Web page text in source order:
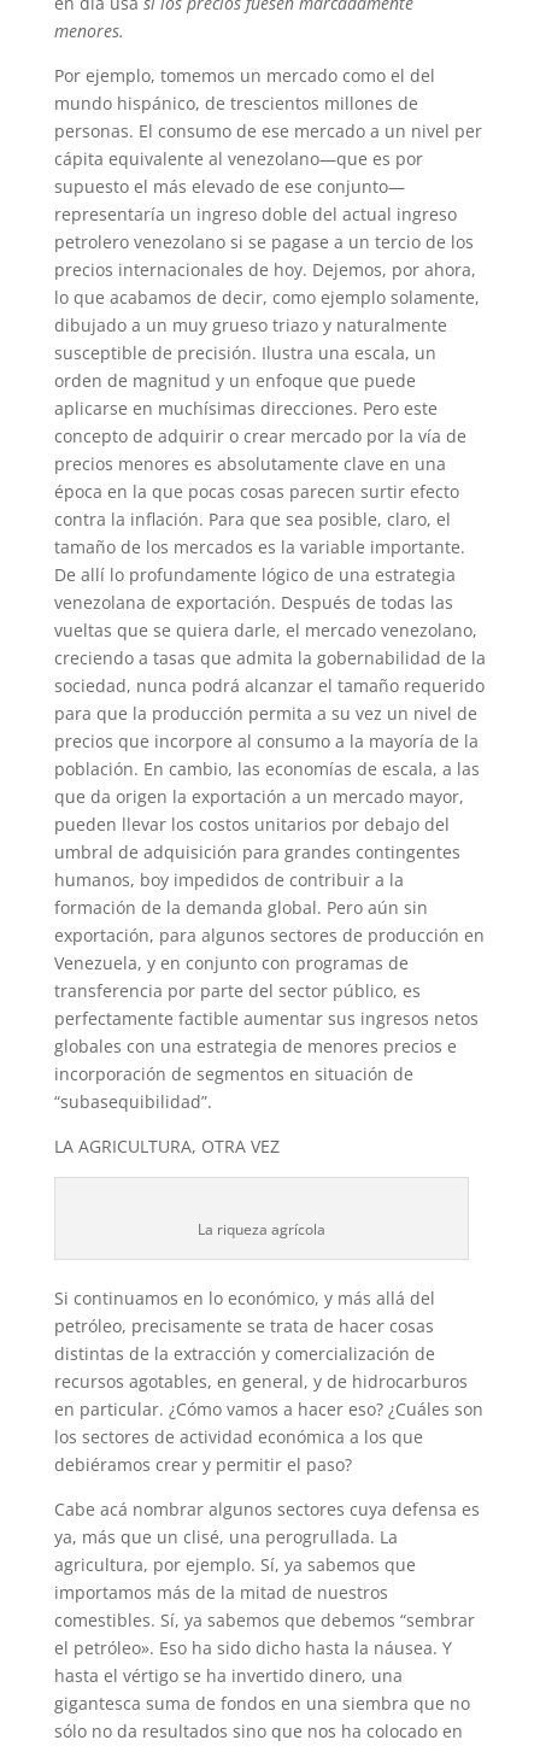
menores.
Por ejemplo, tomemos un mercado como el del
mundo hispánico, de trescientos millones de
personas. El consumo de ese mercado a un nivel per
cápita equivalente al venezolano—que es por
supuesto el más elevado de ese conjunto—
representaría un ingreso doble del actual ingreso
petrolero venezolano si se pagase a un tercio de los
precios internacionales de hoy. Dejemos, por ahora,
lo que acabamos de decir, como ejemplo solamente,
dibujado a un muy grueso triazo y naturalmente
susceptible de precisión. Ilustra una escala, un
orden de magnitud y un enfoque que puede
aplicarse en muchísimas direcciones. Pero este
concepto de adquirir o crear mercado por la vía de
precios menores es absolutamente clave en una
época en la que pocas cosas parecen surtir efecto
contra la inflación. Para que sea posible, claro, el
tamaño de los mercados es la variable importante.
De allí lo profundamente lógico de una estrategia
venezolana de exportación. Después de todas las
vueltas que se quiera darle, el mercado venezolano,
creciendo a tasas que admita la gobernabilidad de la
sociedad, nunca podrá alcanzar el tamaño requerido
para que la producción permita a su vez un nivel de
precios que incorpore al consumo a la mayoría de la
población. En cambio, las economías de escala, a las
que da origen la exportación a un mercado mayor,
pueden llevar los costos unitarios por debajo del
umbral de adquisición para grandes contingentes
humanos, boy impedidos de contribuir a la
formación de la demanda global. Pero aún sin
exportación, para algunos sectores de producción en
Venezuela, y en conjunto con programas de
transferencia por parte del sector público, es
perfectamente factible aumentar sus ingresos netos
globales con una estrategia de menores precios e
incorporación de segmentos en situación de
“subasequibilidad”.
LA AGRICULTURA, OTRA VEZ
La riqueza agrícola
Si continuamos en lo económico, y más allá del
petróleo, precisamente se trata de hacer cosas
distintas de la extracción y comercialización de
recursos agotables, en general, y de hidrocarburos
en particular. ¿Cómo vamos a hacer eso? ¿Cuáles son
los sectores de actividad económica a los que
debiéramos crear y permitir el paso?
Cabe acá nombrar algunos sectores cuya defensa es
ya, más que un clisé, una perogrullada. La
agricultura, por ejemplo. Sí, ya sabemos que
importamos más de la mitad de nuestros
comestibles. Sí, ya sabemos que debemos “sembrar
el petróleo». Eso ha sido dicho hasta la náusea. Y
hasta el vértigo se ha invertido dinero, una
gigantesca suma de fondos en una siembra que no
sólo no da resultados sino que nos ha colocado en